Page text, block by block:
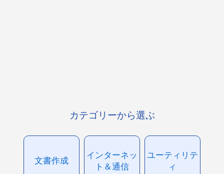
カテゴリーから選ぶ
文書作成
インターネッ
ト＆通信
ユーティリテ
ィ